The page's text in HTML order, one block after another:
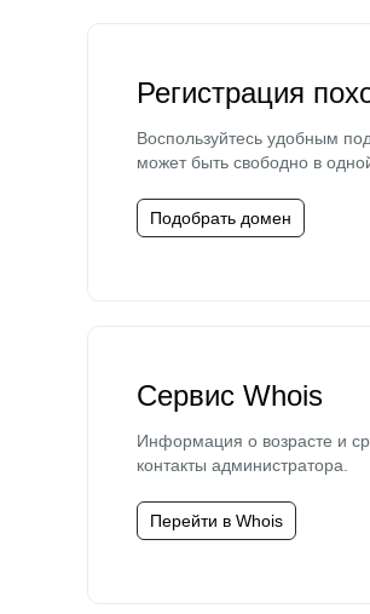
Регистрация
Воспользуйтесь удобным
может быть свободно в
Подобрать домен
Сервис Whois
Информация о возрасте и
контакты администратора.
Перейти в Whois